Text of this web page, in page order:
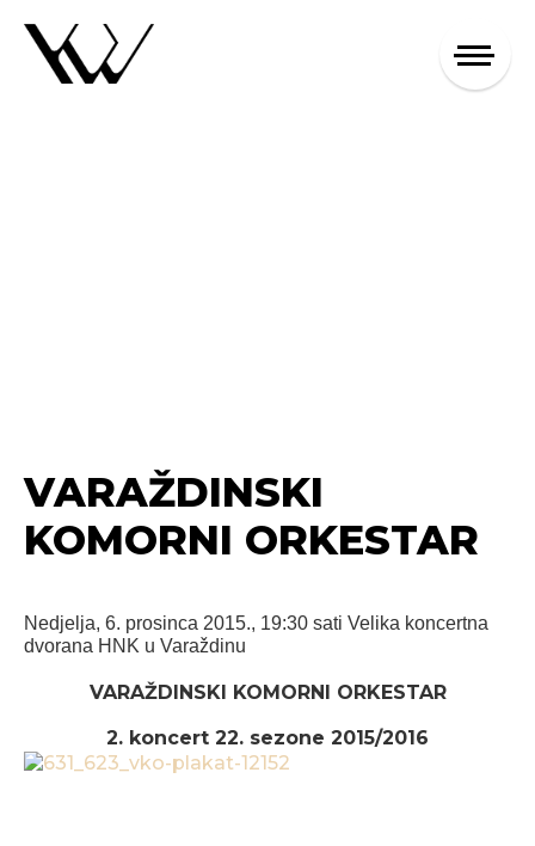
VARAŽDINSKI
KOMORNI ORKESTAR
Nedjelja, 6. prosinca 2015., 19:30 sati Velika koncertna
dvorana HNK u Varaždinu
VARAŽDINSKI KOMORNI ORKESTAR
2. koncert 22. sezone 2015/2016